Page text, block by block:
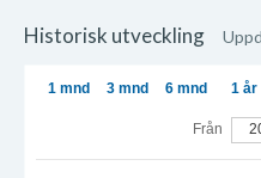
Historisk utveckling
1 mnd 3 mnd 6 mnd 1 år
Från